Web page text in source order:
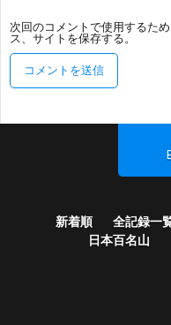
次回のコメントで使用するた
ス、サイトを保存する。
新着順 全記録一
日本百名山